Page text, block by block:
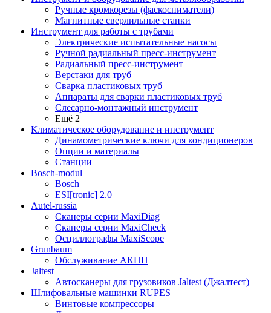
Ручные кромкорезы (фаскосниматели)
Магнитные сверлильные станки
Инструмент для работы с трубами
Электрические испытательные насосы
Ручной радиальный пресс-инструмент
Радиальный пресс-инструмент
Верстаки для труб
Сварка пластиковых труб
Аппараты для сварки пластиковых труб
Слесарно-монтажный инструмент
Ещё 2
Климатическое оборудование и инструмент
Динамометрические ключи для кондиционеров
Опции и материалы
Станции
Bosch-modul
Bosch
ESI[tronic] 2.0
Autel-russia
Сканеры серии MaxiDiag
Сканеры серии MaxiCheck
Осциллографы MaxiScope
Grunbaum
Обслуживание АКПП
Jaltest
Автосканеры для грузовиков Jaltest (Джалтест)
Шлифовальные машинки RUPES
Винтовые компрессоры